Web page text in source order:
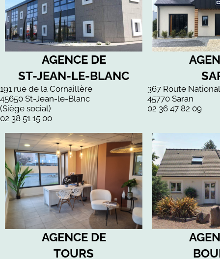
AGENCE DE
ST-JEAN-LE-BLANC
191 rue de la Cornaillère
45650 St-Jean-le-Blanc
(Siège social)
02 38 51 15 00
367 Route
45770 Saran
02 36 47 82 09
AGENCE DE
TOURS